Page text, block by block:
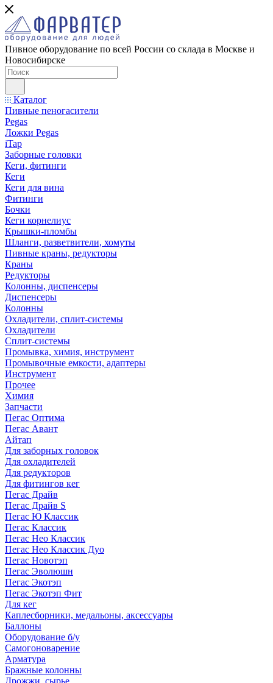
Пивное оборудование по всей России со склада в Москве и
Новосибирске
Каталог
Пивные пеногасители
Pegas
Ложки Pegas
iTap
Заборные головки
Кеги, фитинги
Кеги
Кеги для вина
Фитинги
Бочки
Кеги корнелиус
Крышки-пломбы
Шланги, разветвители, хомуты
Пивные краны, редукторы
Краны
Редукторы
Колонны, диспенсеры
Диспенсеры
Колонны
Охладители, сплит-системы
Охладители
Сплит-системы
Промывка, химия, инструмент
Промывочные емкости, адаптеры
Инструмент
Прочее
Химия
Запчасти
Пегас Оптима
Пегас Авант
Айтап
Для заборных головок
Для охладителей
Для редукторов
Для фитингов кег
Пегас Драйв
Пегас Драйв S
Пегас Ю Классик
Пегас Классик
Пегас Нео Классик
Пегас Нео Классик Дуо
Пегас Новотэп
Пегас Эволюшн
Пегас Экотэп
Пегас Экотэп Фит
Для кег
Каплесборники, медальоны, аксессуары
Баллоны
Оборудование б/у
Самогоноварение
Арматура
Бражные колонны
Дрожжи, сырье